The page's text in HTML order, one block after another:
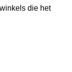
die het